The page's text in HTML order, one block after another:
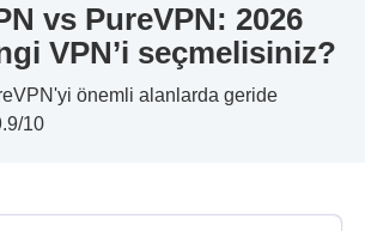
vs PureVPN: 2026
VPN’i seçmelisiniz?
önemli alanlarda geride
10